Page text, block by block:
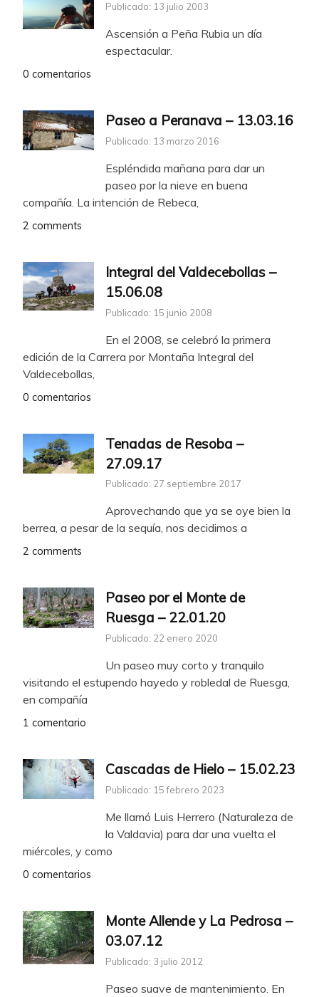
Publicado: 13 julio 2003
Ascensión a Peña Rubia un día
espectacular.
0 comentarios
Paseo a Peranava – 13.03.16
Publicado: 13 marzo 2016
Espléndida mañana para dar un
paseo por la nieve en buena
compañía. La intención de Rebeca,
2 comments
Integral del Valdecebollas –
15.06.08
Publicado: 15 junio 2008
En el 2008, se celebró la primera
edición de la Carrera por Montaña Integral del
Valdecebollas,
0 comentarios
Tenadas de Resoba –
27.09.17
Publicado: 27 septiembre 2017
Aprovechando que ya se oye bien la
berrea, a pesar de la sequía, nos decidimos a
2 comments
Paseo por el Monte de
Ruesga – 22.01.20
Publicado: 22 enero 2020
Un paseo muy corto y tranquilo
visitando el estupendo hayedo y robledal de Ruesga,
en compañía
1 comentario
Cascadas de Hielo – 15.02.23
Publicado: 15 febrero 2023
Me llamó Luis Herrero (Naturaleza de
la Valdavia) para dar una vuelta el
miércoles, y como
0 comentarios
Monte Allende y La Pedrosa –
03.07.12
Publicado: 3 julio 2012
Paseo suave de mantenimiento. En